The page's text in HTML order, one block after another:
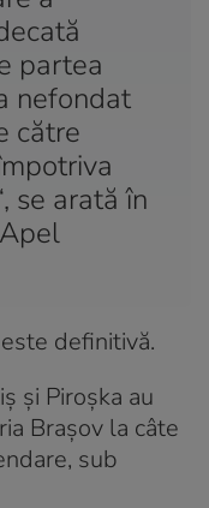
partea
nefondat
către
se arată în
definitivă.
şi Piroşka au
Braşov la câte
sub